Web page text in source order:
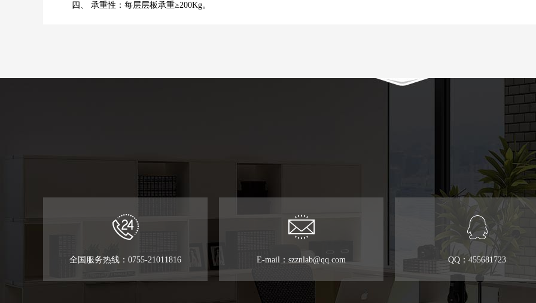
四、 承重性：每层层板承重≥200Kg。
全国服务热线：0755-21011816 E-mail：szznlab@qq.com QQ：455681723